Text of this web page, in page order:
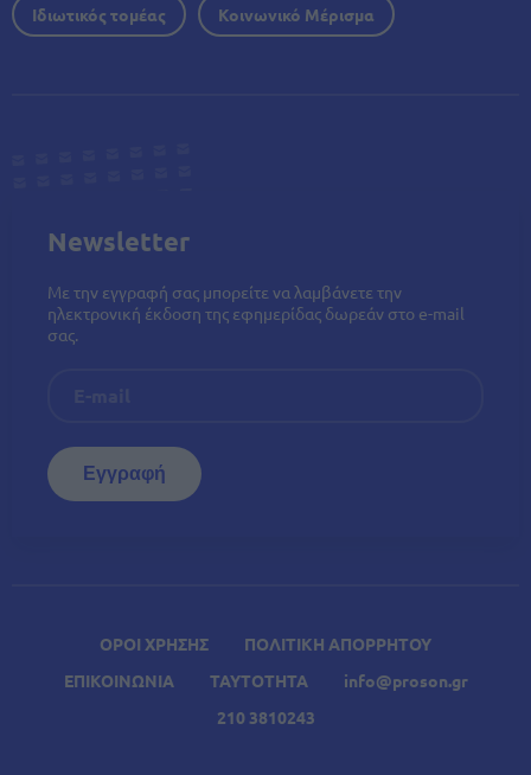
ΟΡΟΙ ΧΡΗΣΗΣ
ΠΟΛΙΤΙΚΗ ΑΠΟΡΡΗΤΟΥ
ΕΠΙΚΟΙΝΩΝΙΑ
ΤΑΥΤΟΤΗΤΑ
info@proson.gr
210 3810243
Ιδιωτικός τομέας Κοινωνικό Μέρισμα
Newsletter
Με την εγγραφή σας μπορείτε να λαμβάνετε την
ηλεκτρονική έκδοση της εφημερίδας δωρεάν στο e-mail
σας.